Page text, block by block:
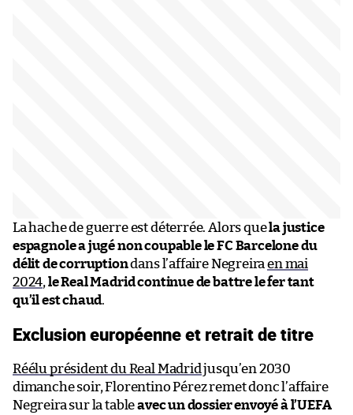
La hache de guerre est déterrée. Alors quela justice
espagnole a jugé non coupable le FC Barcelone du
délit de corruptiondans l’affaire Negreiraen mai
2024, le Real Madrid continue de battre le fer tant
qu’il est chaud.
Exclusion européenne et retrait de titre
Réélu président du Real Madrid jusqu’en 2030
dimanche soir, Florentino Pérez remet donc l’affaire
Negreira sur la tableavec un dossier envoyé à l’UEFA